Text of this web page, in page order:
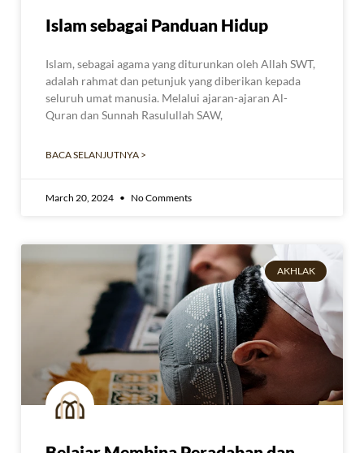
Islam sebagai Panduan Hidup
Islam, sebagai agama yang diturunkan oleh Allah SWT,
adalah rahmat dan petunjuk yang diberikan kepada
seluruh umat manusia. Melalui ajaran-ajaran Al-
Quran dan Sunnah Rasulullah SAW,
BACA SELANJUTNYA >
March 20, 2024 No Comments
AKHLAK